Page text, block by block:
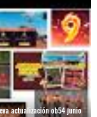
actualización ob54 junio